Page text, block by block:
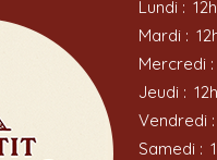
Lundi :
Mardi :
Mercredi :
Jeudi :
Vendredi :
Samedi :